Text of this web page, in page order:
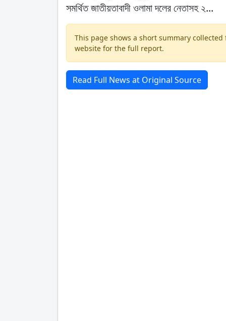
সমর্থিত জাতীয়তাবাদী ওলামা দলের নেতাসহ ২...
This page shows a short summary
website for the full report.
Read Full News at Original Source